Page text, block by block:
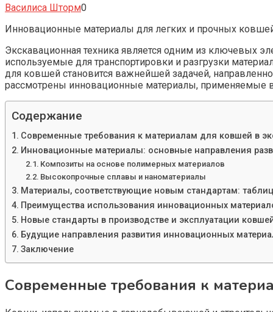
Василиса Шторм0
Инновационные материалы для легких и прочных
Экскавационная техника является одним из ключевых
используемые для транспортировки и разгрузки
для ковшей становится важнейшей задачей,
рассмотрены инновационные материалы, применяемые
Содержание
Современные требования к материалам для ковшей в
Инновационные материалы: основные направления
Композиты на основе полимерных материалов
Высокопрочные сплавы и наноматериалы
Материалы, соответствующие новым стандартам:
Преимущества использования инновационных
Новые стандарты в производстве и эксплуатации
Будущие направления развития инновационных
Заключение
Современные требования к